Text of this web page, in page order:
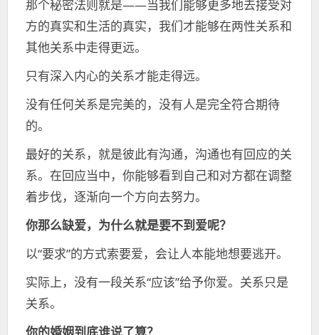
那个秘密法则就是——当我们能够更多地去接受对
方的真实和生活的真实，我们才能够在两性关系和
其他关系中走得更远。
只有深入内心的关系才能走得远。
没有任何关系是完美的，没有人是完全符合期待
的。
最好的关系，就是彼此有沟通，沟通也有回应的关
系。在回应当中，你能够看到自己和对方都在调整
着步伐，逐渐向一个方向去努力。
你那么缺爱，为什么就是要不到爱呢？
以“要求”的方式索要爱，会让人本能地想要逃开。
实际上，没有一段关系“应该”给予你爱。关系只是
关系。